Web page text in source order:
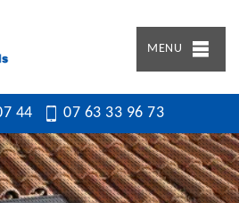
MENU
44 07 63 33 96 73